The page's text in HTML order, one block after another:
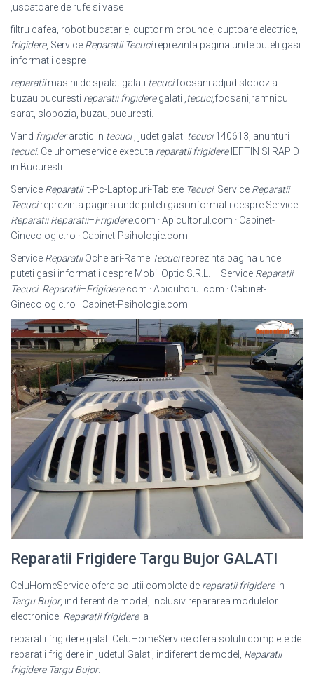
,uscatoare de rufe si vase
filtru cafea, robot bucatarie, cuptor microunde, cuptoare electrice,
frigidere, Service Reparatii Tecucireprezinta pagina unde puteti gasi
informatii despre
reparatiimasini de spalat galati tecucifocsani adjud slobozia
buzau bucuresti reparatii frigideregalati ,tecuci,focsani,ramnicul
sarat, slobozia, buzau,bucuresti.
Vand frigiderarctic in tecuci, judet galati tecuci140613, anunturi
tecuci. Celuhomeservice executa reparatii frigidereIEFTIN SI RAPID
in Bucuresti
Service ReparatiiIt-Pc-Laptopuri-Tablete Tecuci. Service Reparatii
Tecucireprezinta pagina unde puteti gasi informatii despre Service
Reparatii Reparatii–Frigidere.com · Apicultorul.com · Cabinet-
Ginecologic.ro · Cabinet-Psihologie.com
Service ReparatiiOchelari-Rame Tecucireprezinta pagina unde
puteti gasi informatii despre Mobil Optic S.R.L. – Service Reparatii
Tecuci. Reparatii–Frigidere.com · Apicultorul.com · Cabinet-
Ginecologic.ro · Cabinet-Psihologie.com
Reparatii Frigidere Targu Bujor GALATI
CeluHomeService ofera solutii complete de reparatii frigiderein
Targu Bujor, indiferent de model, inclusiv repararea modulelor
electronice. Reparatii frigiderela
reparatii frigidere galati CeluHomeService ofera solutii complete de
reparatii frigidere in judetul Galati, indiferent de model, Reparatii
frigidere Targu Bujor.